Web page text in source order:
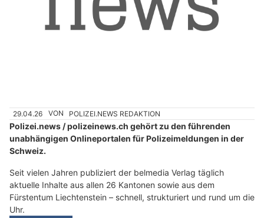
29.04.26 VON POLIZEI.NEWS REDAKTION
Polizei.news / polizeinews.ch gehört zu den führenden
unabhängigen Onlineportalen für Polizeimeldungen in der
Schweiz.
Seit vielen Jahren publiziert der belmedia Verlag täglich
aktuelle Inhalte aus allen 26 Kantonen sowie aus dem
Fürstentum Liechtenstein – schnell, strukturiert und rund um die
Uhr.